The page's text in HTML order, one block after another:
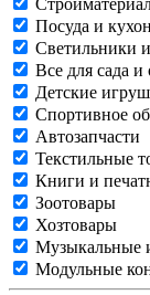
Посуда и
Светильники
Все для сада и
Детские
Спортивное
Автозапчасти
Текстильные
Книги и
Зоотовары
Хозтовары
Музыкальные
Модульные